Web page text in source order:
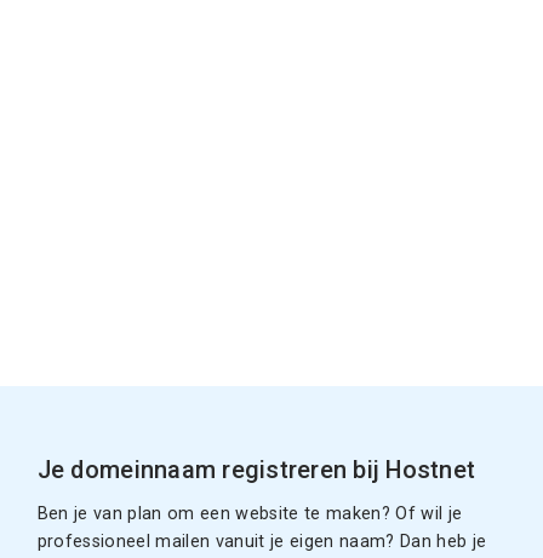
Je domeinnaam registreren bij Hostnet
Ben je van plan om een website te maken? Of wil je
professioneel mailen vanuit je eigen naam? Dan heb je